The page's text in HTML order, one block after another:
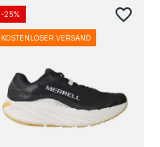
-25%
KOSTENLOSER VERSAND
favorite_border